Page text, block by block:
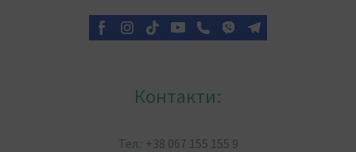
Контакти:
Тел.: +38 067 155 155 9